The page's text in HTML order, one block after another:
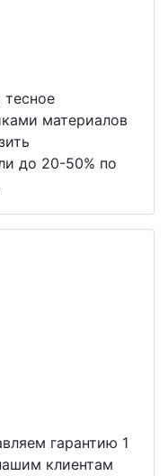
материалов
до 20-50% по
гарантию 1
клиентам